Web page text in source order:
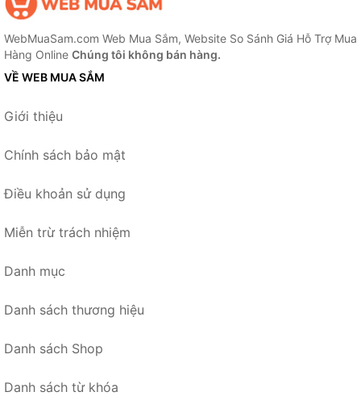
WebMuaSam.com Web Mua Sắm, Website So Sánh Giá Hỗ Trợ Mua
Hàng Online Chúng tôi không bán hàng.
VỀ WEB MUA SẮM
Giới thiệu
Chính sách bảo mật
Điều khoản sử dụng
Miễn trừ trách nhiệm
Danh mục
Danh sách thương hiệu
Danh sách Shop
Danh sách từ khóa